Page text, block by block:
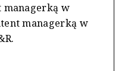
managerką w
managerką w